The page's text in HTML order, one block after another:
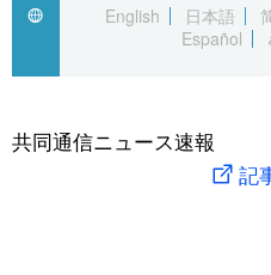
社会
旅と暮らし
文化
科学・技術
暮らし
English
日本語
Español
共同通信ニュース速報
記